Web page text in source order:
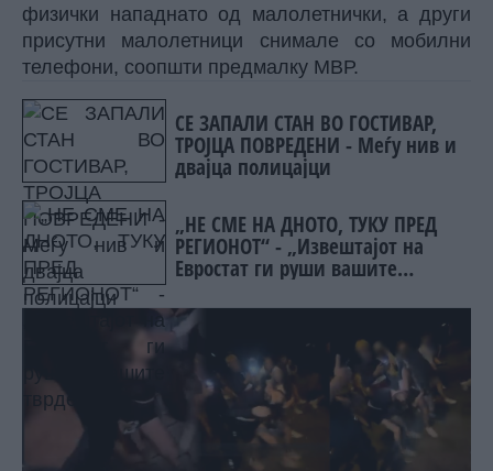
физички нападнато од малолетнички, а други
присутни малолетници снимале со мобилни
телефони, соопшти предмалку МВР.
СЕ ЗАПАЛИ СТАН ВО ГОСТИВАР,
ТРОЈЦА ПОВРЕДЕНИ - Меѓу нив и
двајца полицајци
„НЕ СМЕ НА ДНОТО, ТУКУ ПРЕД
РЕГИОНОТ“ - „Извештајот на
Евростат ги руши вашите